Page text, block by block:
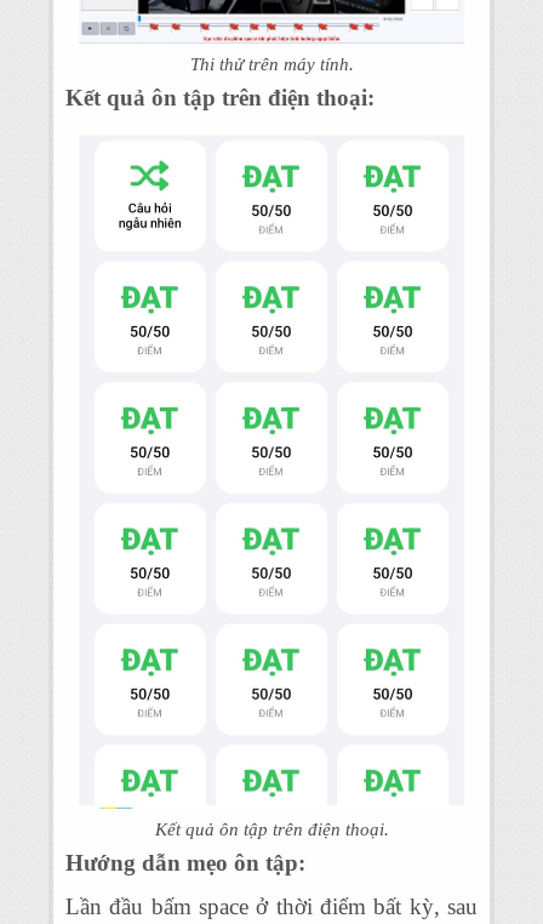
Thi thử trên máy tính.
Kết quả ôn tập trên điện thoại:
Kết quả ôn tập trên điện thoại.
Hướng dẫn mẹo ôn tập:
Lần đầu bấm space ở thời điểm bất kỳ, sau